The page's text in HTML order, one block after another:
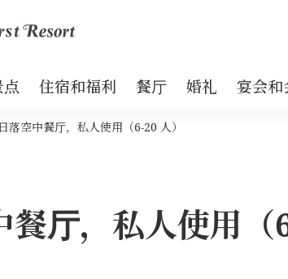
住宿和福利 餐厅 婚礼 宴会和
日落空中餐厅，私人使用（6-20 人）
餐厅，私人使用（